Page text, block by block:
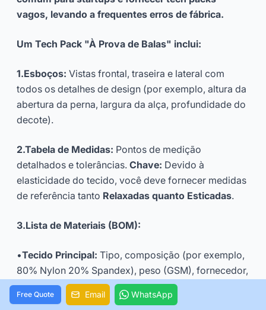
vagos, levando a frequentes erros de fábrica.
Um Tech Pack "À Prova de Balas" inclui:
1.Esboços: Vistas frontal, traseira e lateral com
todos os detalhes de design (por exemplo, altura da
abertura da perna, largura da alça, profundidade do
decote).
2.Tabela de Medidas: Pontos de medição
detalhados e tolerâncias. Chave: Devido à
elasticidade do tecido, você deve fornecer medidas
de referência tanto Relaxadas quanto Esticadas.
3.Lista de Materiais (BOM):
•Tecido Principal: Tipo, composição (por exemplo,
80% Nylon 20% Spandex), peso (GSM), fornecedor,
cor Pantone, certificações (por exemplo,
X).
Free Quote Email WhatsApp